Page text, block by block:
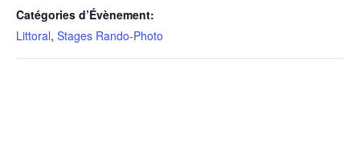
Catégories d’Évènement:
Littoral, Stages Rando-Photo